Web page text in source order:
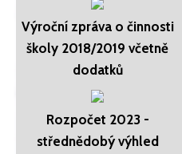
Výroční zpráva o činnosti
školy 2018/2019 včetně
dodatků
Rozpočet 2023 -
střednědobý výhled